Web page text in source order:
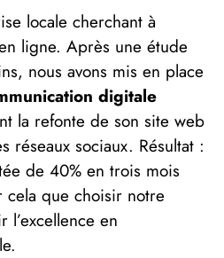
locale cherchant à
ligne. Après une étude
nous avons mis en place
digitale
la refonte de son site web
réseaux sociaux. Résultat :
de 40% en trois mois
cela que choisir notre
l’excellence en